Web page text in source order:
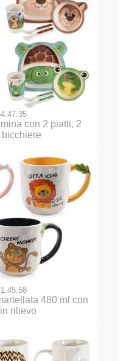
con 2 piatti, 2
480 ml con
rilievo